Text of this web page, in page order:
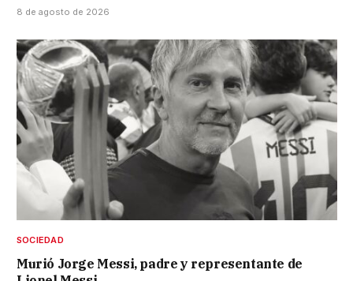
8 de agosto de 2026
SOCIEDAD
Murió Jorge Messi, padre y representante de